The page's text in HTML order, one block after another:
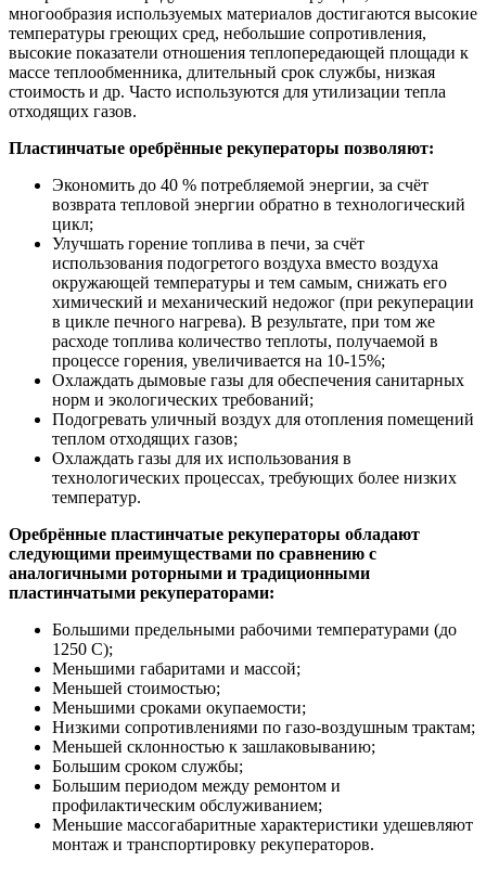
многообразия используемых материалов достигаются высокие
температуры греющих сред, небольшие сопротивления,
высокие показатели отношения теплопередающей площади к
массе теплообменника, длительный срок службы, низкая
стоимость и др. Часто используются для утилизации тепла
отходящих газов.
Пластинчатые оребрённые рекуператоры позволяют:
Экономить до 40 % потребляемой энергии, за счёт
возврата тепловой энергии обратно в технологический
цикл;
Улучшать горение топлива в печи, за счёт
использования подогретого воздуха вместо воздуха
окружающей температуры и тем самым, снижать его
химический и механический недожог (при рекуперации
в цикле печного нагрева). В результате, при том же
расходе топлива количество теплоты, получаемой в
процессе горения, увеличивается на 10-15%;
Охлаждать дымовые газы для обеспечения санитарных
норм и экологических требований;
Подогревать уличный воздух для отопления помещений
теплом отходящих газов;
Охлаждать газы для их использования в
технологических процессах, требующих более низких
температур.
Оребрённые пластинчатые рекуператоры обладают
следующими преимуществами по сравнению с
аналогичными роторными и традиционными
пластинчатыми рекуператорами:
Большими предельными рабочими температурами (до
1250 С);
Меньшими габаритами и массой;
Меньшей стоимостью;
Меньшими сроками окупаемости;
Низкими сопротивлениями по газо-воздушным трактам;
Меньшей склонностью к зашлаковыванию;
Большим сроком службы;
Большим периодом между ремонтом и
профилактическим обслуживанием;
Меньшие массогабаритные характеристики удешевляют
монтаж и транспортировку рекуператоров.